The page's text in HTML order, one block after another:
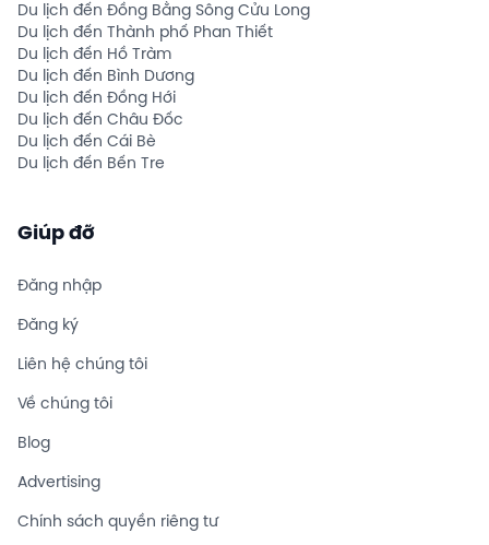
Du lịch đến Đồng Bằng Sông Cửu Long
Du lịch đến Thành phố Phan Thiết
Du lịch đến Hồ Tràm
Du lịch đến Bình Dương
Du lịch đến Đồng Hới
Du lịch đến Châu Đốc
Du lịch đến Cái Bè
Du lịch đến Bến Tre
Giúp đỡ
Đăng nhập
Đăng ký
Liên hệ chúng tôi
Về chúng tôi
Blog
Advertising
Chính sách quyền riêng tư